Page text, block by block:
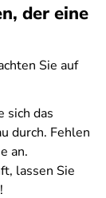
der eine
Sie auf
sich das
durch. Fehlen
an.
lassen Sie